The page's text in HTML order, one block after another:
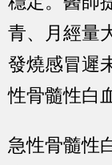
青、月經量
發燒感冒遲
性骨髓性白
急性骨髓性